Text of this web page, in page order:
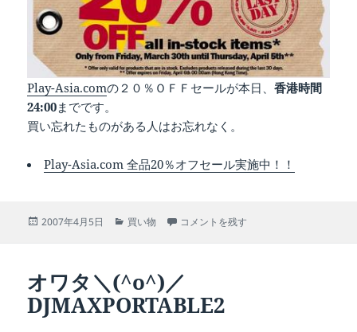
Play-Asia.comの２０％ＯＦＦセールが本日、香港時間
24:00までです。
買い忘れたものがある人はお忘れなく。
Play-Asia.com 全品20％オフセール実施中！！
投
2007年4月5日
カ
ー
買い物 Play-Asia.com セール最終日！ に
コメントを残す
オワタ＼(^o^)／
DJMAXPORTABLE2